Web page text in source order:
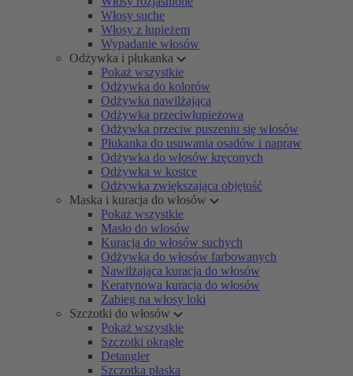
Włosy suche
Włosy z łupieżem
Wypadanie włosów
Odżywka i płukanka
Pokaż wszystkie
Odżywka do kolorów
Odżywka nawilżająca
Odżywka przeciwłupieżowa
Odżywka przeciw puszeniu się włosów
Płukanka do usuwania osadów i napraw
Odżywka do włosów kręconych
Odżywka w kostce
Odżywka zwiększająca objętość
Maska i kuracja do włosów
Pokaż wszystkie
Masło do włosów
Kuracja do włosów suchych
Odżywka do włosów farbowanych
Nawilżająca kuracja do włosów
Keratynowa kuracja do włosów
Zabieg na włosy loki
Szczotki do włosów
Pokaż wszystkie
Szczotki okrągłe
Detangler
Szczotka płaska